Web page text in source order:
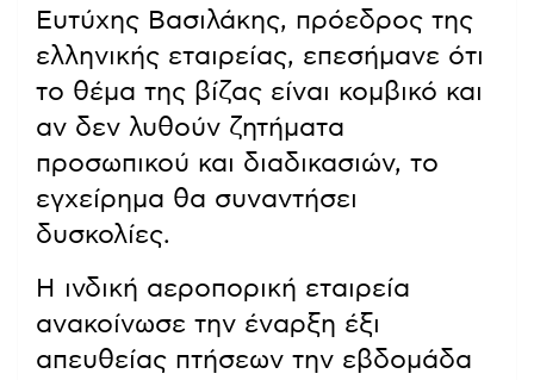
Ευτύχης Βασιλάκης, πρόεδρος της
ελληνικής εταιρείας, επεσήμανε ότι
το θέμα της βίζας είναι κομβικό και
αν δεν λυθούν ζητήματα
προσωπικού και διαδικασιών, το
εγχείρημα θα συναντήσει
δυσκολίες.
Η ινδική αεροπορική εταιρεία
ανακοίνωσε την έναρξη έξι
απευθείας πτήσεων την εβδομάδα